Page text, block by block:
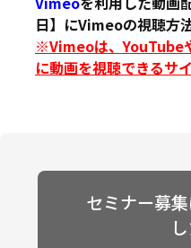
日】にVimeoの視聴方
※Vimeoは、YouTube
に動画を視聴できるサイ
セミナー募